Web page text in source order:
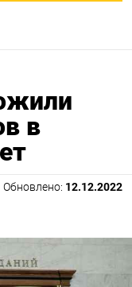
в
Обновлено: 12.12.2022